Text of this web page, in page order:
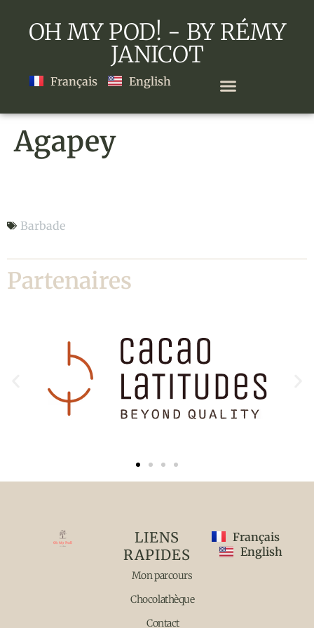
OH MY POD! - BY RÉMY
JANICOT
Français English
Agapey
Agapey
Barbade
Partenaires
LIENS
RAPIDES
Mon parcours
Chocolathèque
Contact
Français
English